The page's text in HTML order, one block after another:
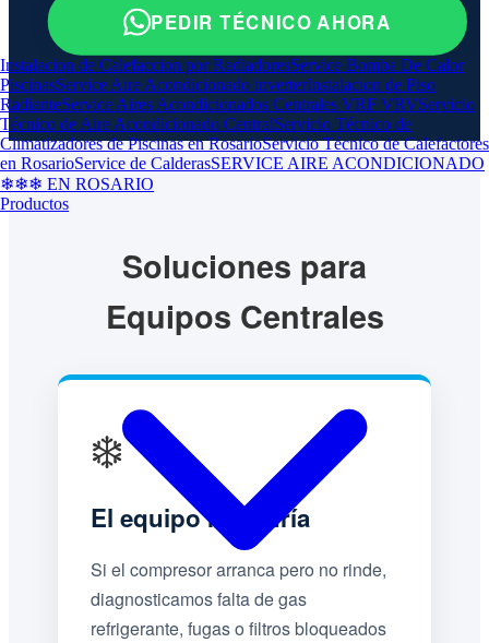
Instalacion de Calefaccion por RadiadoresService Bomba De Calor
PiscinasService Aire Acondicionado inverterInstalacion de Piso
RadianteService Aires Acondicionados Centrales VRF VRVServicio
Técnico de Aire Acondicionado CentralServicio Técnico de
Climatizadores de Piscinas en RosarioServicio Técnico de Calefactores
en RosarioService de CalderasSERVICE AIRE ACONDICIONADO
❄❄❄ EN ROSARIO
Productos
PEDIR TÉCNICO AHORA
Soluciones para
Equipos Centrales
❄️
El equipo no enfría
Si el compresor arranca pero no rinde,
diagnosticamos falta de gas
refrigerante, fugas o filtros bloqueados